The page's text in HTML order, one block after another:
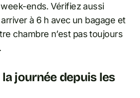
ends. Vérifiez aussi
arriver à 6 h avec un bagage et
chambre n’est pas toujours
journée depuis les